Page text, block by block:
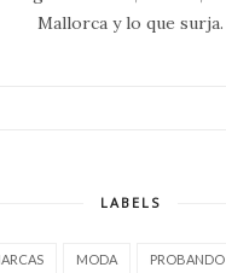
Mallorca y lo que surja.
LABELS
MODA PROBANDO